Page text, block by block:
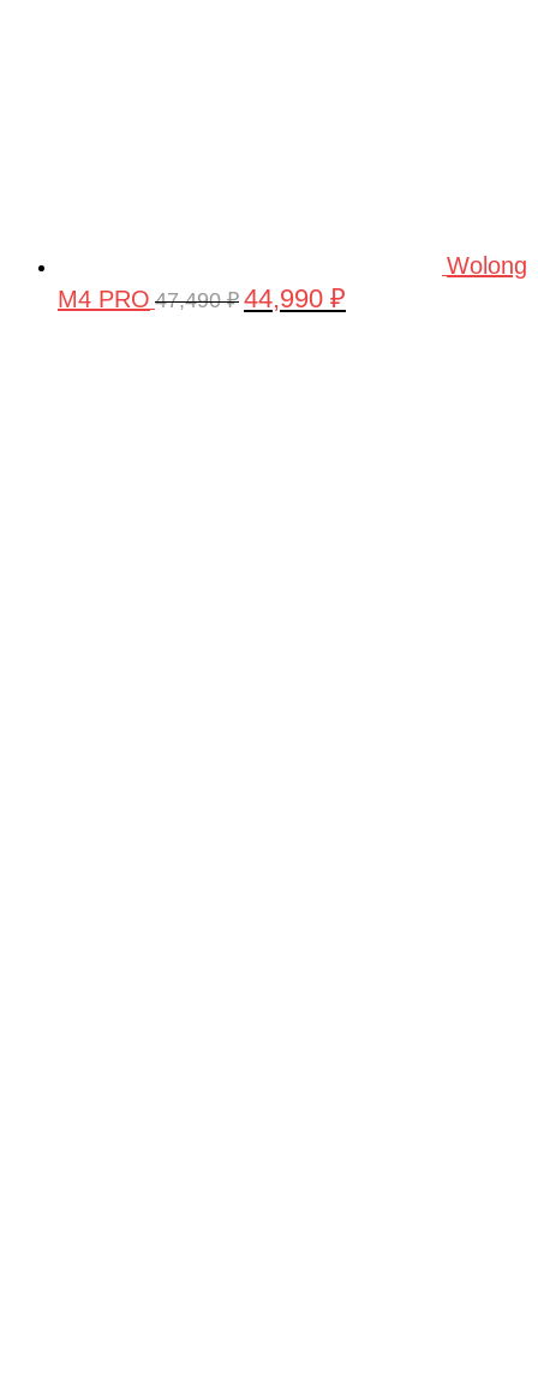
Wolong
M4 PRO 47,490₽ Первоначальная
44,990 ₽